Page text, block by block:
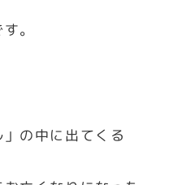
。
」の中に出てくる